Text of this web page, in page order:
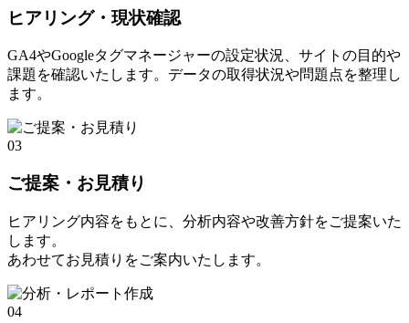
ヒアリング・現状確認
GA4やGoogleタグマネージャーの設定状況、サイトの目的や
課題を確認いたします。データの取得状況や問題点を整理し
ます。
03
ご提案・お見積り
ヒアリング内容をもとに、分析内容や改善方針をご提案いた
します。
あわせてお見積りをご案内いたします。
04